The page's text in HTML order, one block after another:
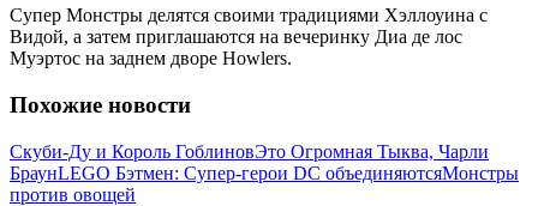
Супер Монстры делятся своими традициями Хэллоуина с
Видой, а затем приглашаются на вечеринку Диа де лос
Муэртос на заднем дворе Howlers.
Похожие новости
Скуби-Ду и Король ГоблиновЭто Огромная Тыква, Чарли
БраунLEGO Бэтмен: Супер-герои DC объединяютсяМонстры
против овощей